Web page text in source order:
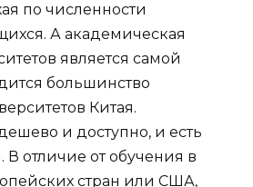
по численности
А академическая
является самой
большинство
Китая.
и доступно, и есть
отличие от обучения в
стран или США,